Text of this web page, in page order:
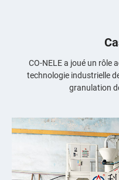
CO-NELE a joué un rôle
technologie industrielle
granulation